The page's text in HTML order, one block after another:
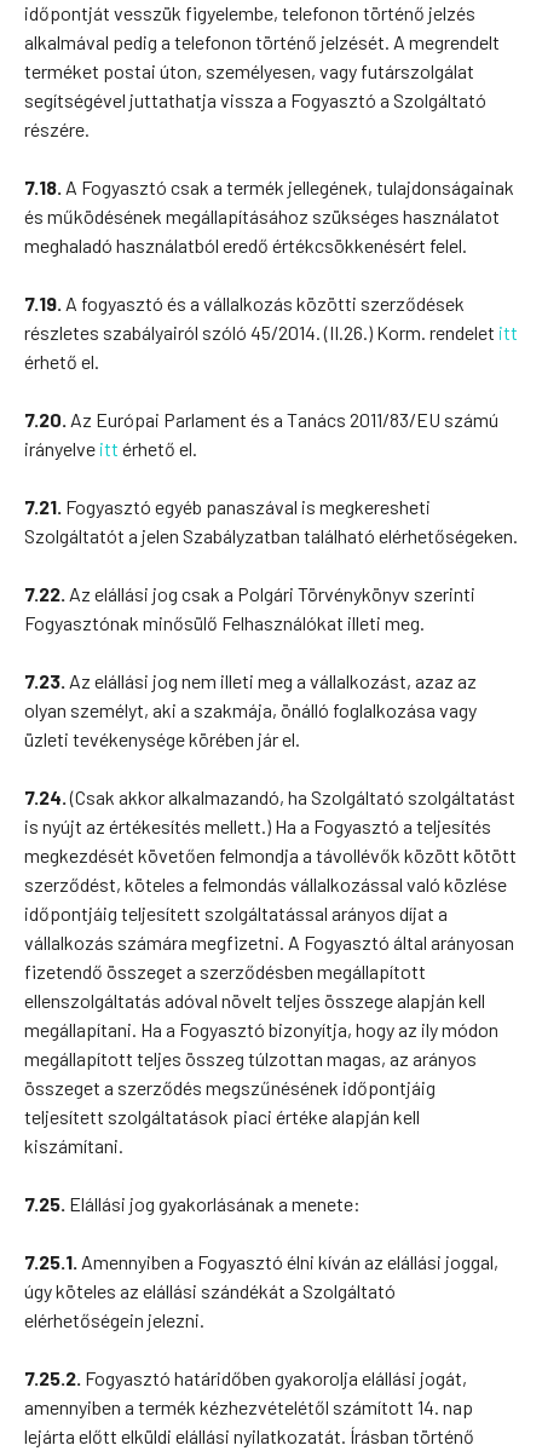
időpontját vesszük figyelembe, telefonon történő jelzés
alkalmával pedig a telefonon történő jelzését. A megrendelt
terméket postai úton, személyesen, vagy futárszolgálat
segítségével juttathatja vissza a Fogyasztó a Szolgáltató
részére.
7.18. A Fogyasztó csak a termék jellegének, tulajdonságainak
és működésének megállapításához szükséges használatot
meghaladó használatból eredő értékcsökkenésért felel.
7.19. A fogyasztó és a vállalkozás közötti szerződések
részletes szabályairól szóló 45/2014. (II.26.) Korm. rendelet itt
érhető el.
7.20. Az Európai Parlament és a Tanács 2011/83/EU számú
irányelve itt érhető el.
7.21. Fogyasztó egyéb panaszával is megkeresheti
Szolgáltatót a jelen Szabályzatban található elérhetőségeken.
7.22. Az elállási jog csak a Polgári Törvénykönyv szerinti
Fogyasztónak minősülő Felhasználókat illeti meg.
7.23. Az elállási jog nem illeti meg a vállalkozást, azaz az
olyan személyt, aki a szakmája, önálló foglalkozása vagy
üzleti tevékenysége körében jár el.
7.24.(Csak akkor alkalmazandó, ha Szolgáltató szolgáltatást
is nyújt az értékesítés mellett.) Ha a Fogyasztó a teljesítés
megkezdését követően felmondja a távollévők között kötött
szerződést, köteles a felmondás vállalkozással való közlése
időpontjáig teljesített szolgáltatással arányos díjat a
vállalkozás számára megfizetni. A Fogyasztó által arányosan
fizetendő összeget a szerződésben megállapított
ellenszolgáltatás adóval növelt teljes összege alapján kell
megállapítani. Ha a Fogyasztó bizonyítja, hogy az ily módon
megállapított teljes összeg túlzottan magas, az arányos
összeget a szerződés megszűnésének időpontjáig
teljesített szolgáltatások piaci értéke alapján kell
kiszámítani.
7.25. Elállási jog gyakorlásának a menete:
7.25.1. Amennyiben a Fogyasztó élni kíván az elállási joggal,
úgy köteles az elállási szándékát a Szolgáltató
elérhetőségein jelezni.
7.25.2. Fogyasztó határidőben gyakorolja elállási jogát,
amennyiben a termék kézhezvételétől számított 14. nap
lejárta előtt elküldi elállási nyilatkozatát. Írásban történő